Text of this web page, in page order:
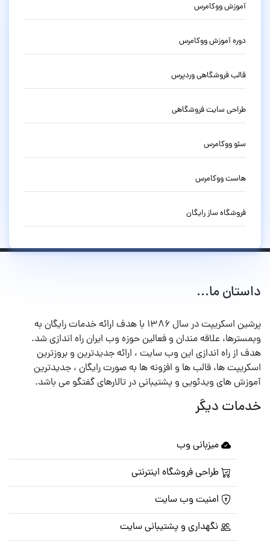
آموزش ووکامرس
دوره آموزش ووکامرس
قالب فروشگاهی وردپرس
طراحی سایت فروشگاهی
سئو ووکامرس
هاست ووکامرس
فروشگاه ساز رایگان
داستان ما...
پرشین اسکریپت در سال ۱۳۸۶ با هدف ارائه خدمات رایگان به
وبمسترها، علاقه مندان و فعالین حوزه وب ایران راه اندازی شد.
هدف از راه اندازی این وب سایت ، ارائه جدیدترین و بروزترین
اسکریپت ها، قالب ها و افزونه ها به صورت رایگان ، جدیدترین
آموزش های ویدئویی و پشتیبانی در تالارهای گفتگو می باشد.
خدمات دیگر
میزبانی وب
طراحی فروشگاه اینترنتی
امنیت وب سایت
نگهداری و پشتیبانی سایت